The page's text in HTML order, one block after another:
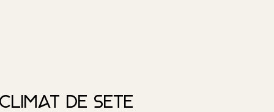
de Sète